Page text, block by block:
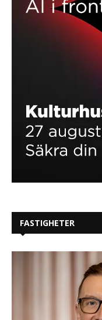
FASTIGHETER